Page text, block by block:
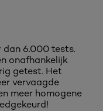
dan 6.000 tests.
onafhankelijk
getest. Het
vervaagde
meer homogene